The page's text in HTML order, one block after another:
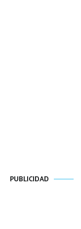
PUBLICIDAD